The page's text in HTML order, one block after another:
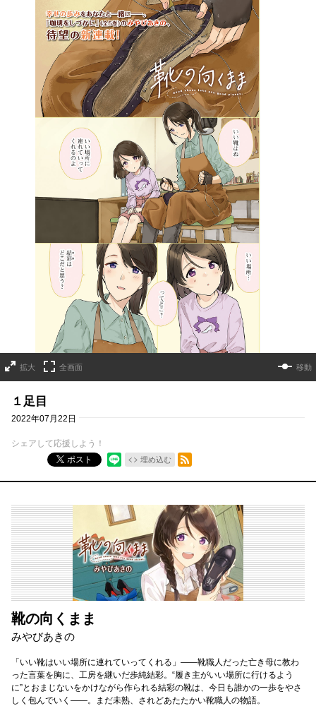
拡大 全画面 移動
１足目
2022年07月22日
シェアして応援しよう！
ポスト
埋め込む
RSSフィード
靴の向くまま
みやびあきの
「いい靴はいい場所に連れていってくれる」――靴職人だった亡き母に教わ
った言葉を胸に、工房を継いだ歩純結彩。“履き主がいい場所に行けるよう
に”とおまじないをかけながら作られる結彩の靴は、今日も誰かの一歩をやさ
しく包んでいく――。まだ未熟、されどあたたかい靴職人の物語。